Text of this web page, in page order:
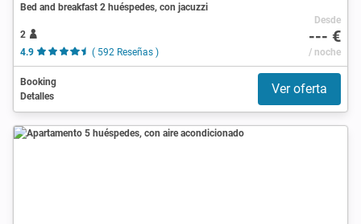
Bed and breakfast 2 huéspedes, con jacuzzi
2
4.9
( 592 Reseñas )
Desde
--- €
/ noche
Booking
Detalles
Ver oferta